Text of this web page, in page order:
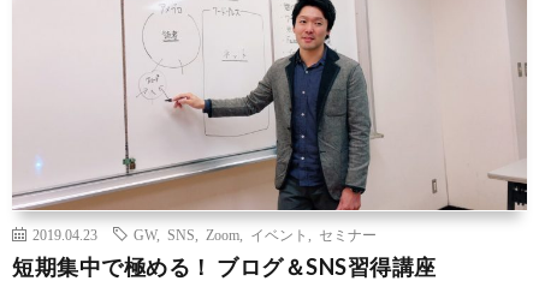
2019.04.23 GW, SNS Zoom イベント セミナー
短期集中で極める！ ブログ＆SNS習得講座